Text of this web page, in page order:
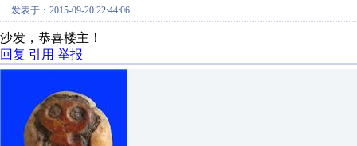
发表于：2015-09-20 22:44:06
沙发，恭喜楼主！
回复 引用 举报